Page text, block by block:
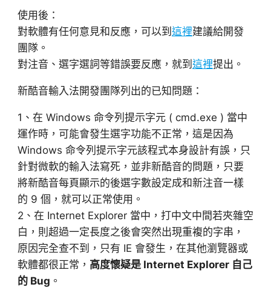
使用後：
對軟體有任何意見和反應，可以到 這裡建議給開發
團隊。
對注音、選字選詞等錯誤要反應，就到 這裡提出。
新酷音輸入法開發團隊列出的已知問題：
1、在 Windows 命令列提示字元 ( cmd.exe ) 當中
運作時，可能會發生選字功能不正常，這是因為
Windows 命令列提示字元該程式本身設計有誤，只
針對微軟的輸入法寫死，並非新酷音的問題，只要
將新酷音每頁顯示的後選字數設定成和新注音一樣
的 9 個，就可以正常使用。
2、在 Internet Explorer 當中，打中文中間若夾雜空
白，則超過一定長度之後會突然出現重複的字串，
原因完全查不到，只有 IE 會發生，在其他瀏覽器或
軟體都很正常， 高度懷疑是 Internet Explorer 自己
的 Bug 。